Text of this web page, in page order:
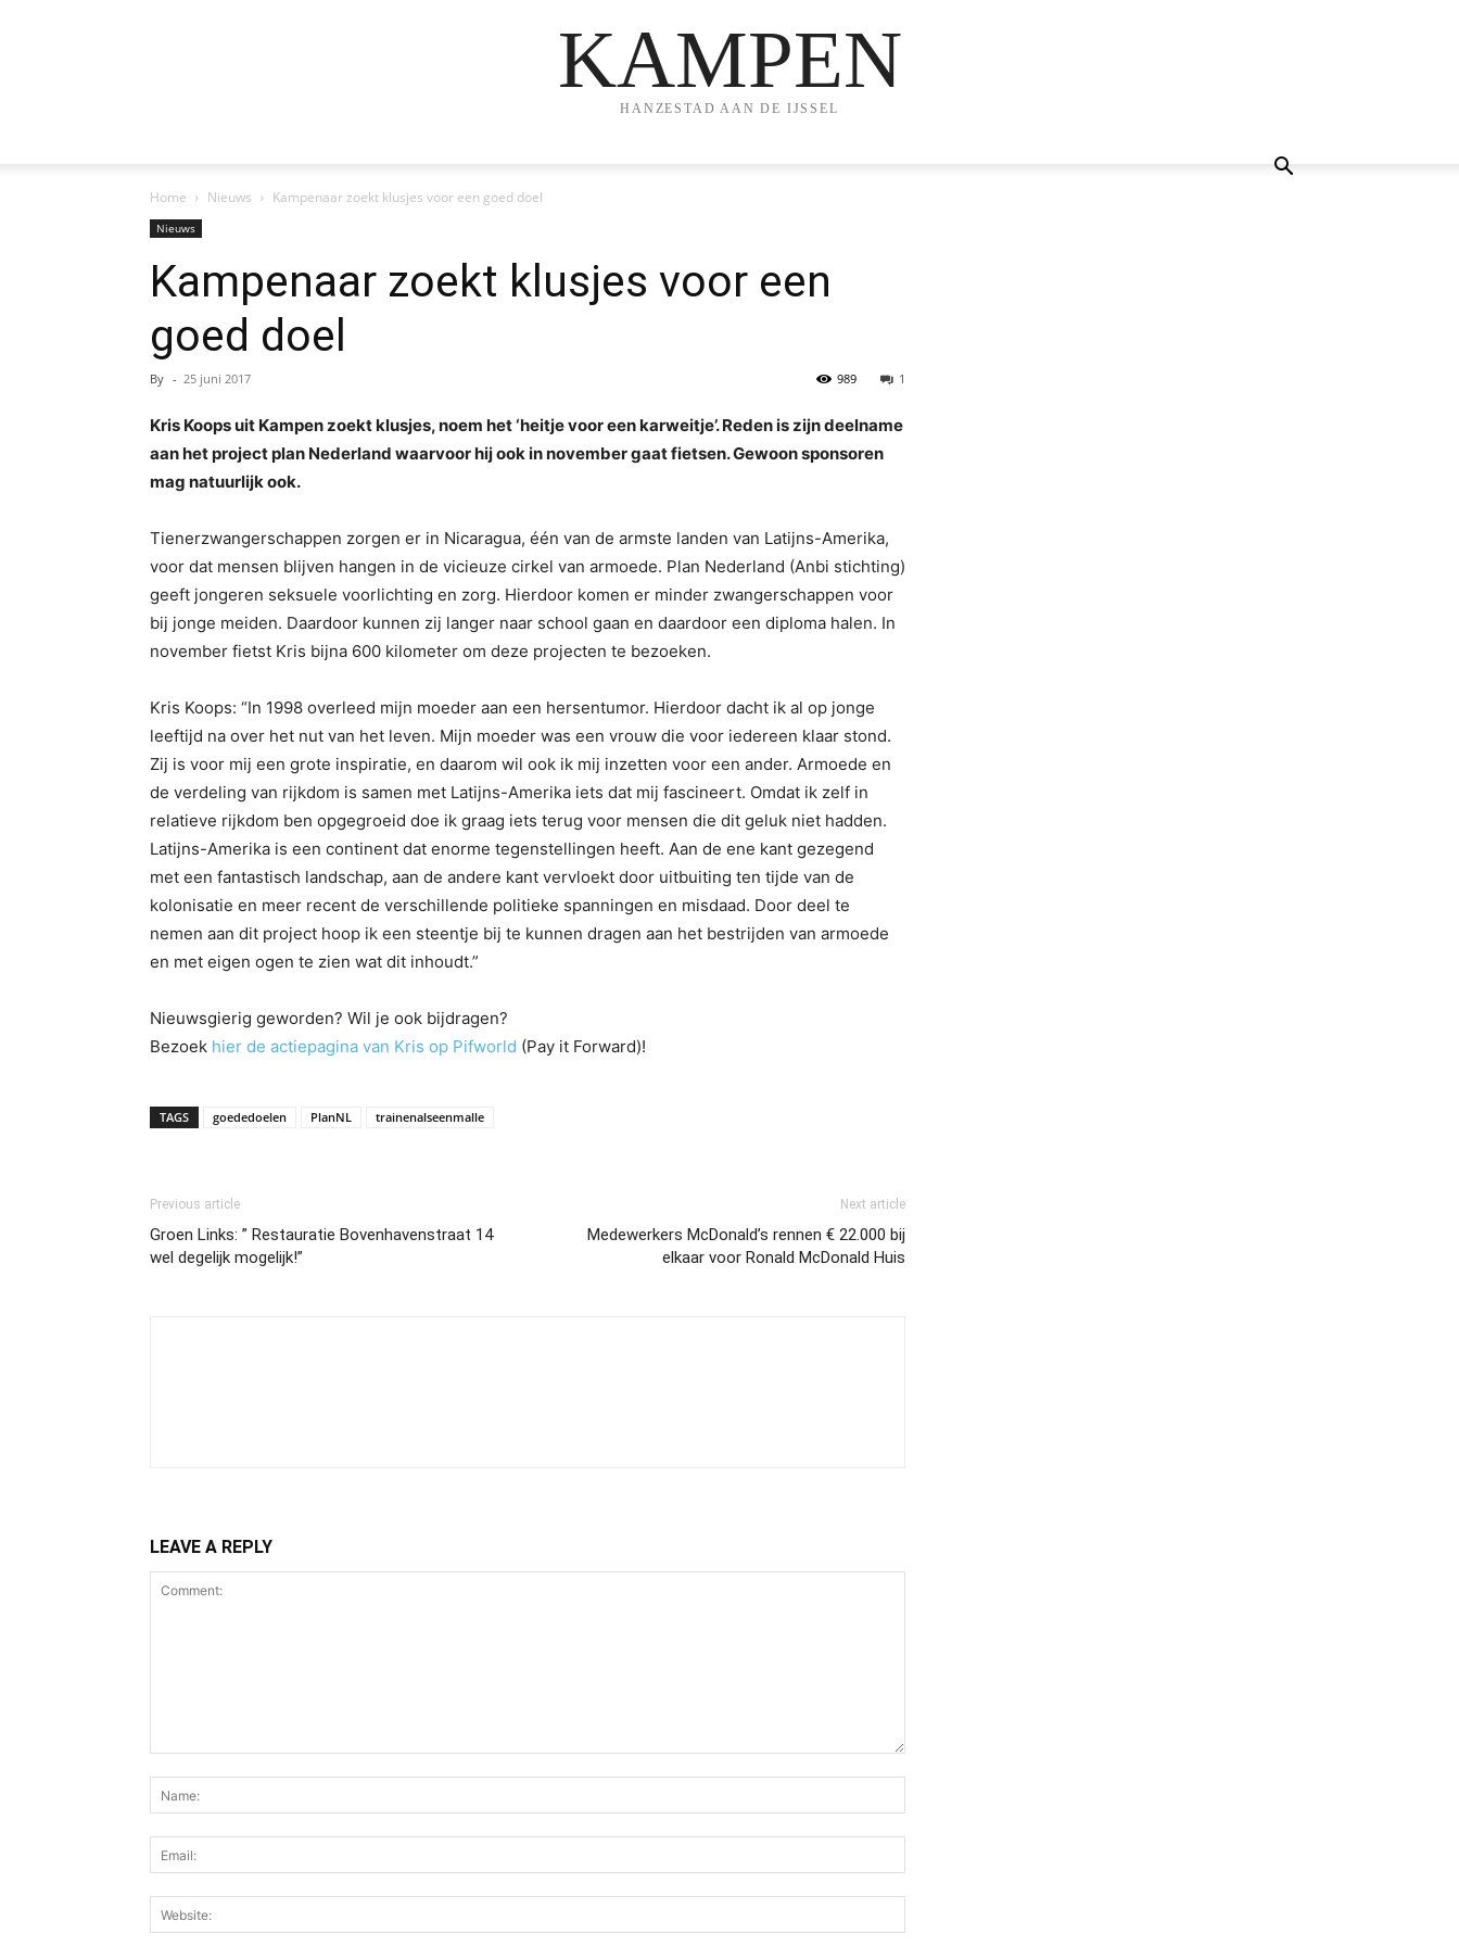
KAMPEN
HANZESTAD AAN DE IJSSEL
Home Nieuws Kampenaar zoekt klusjes voor een goed doel
Nieuws
Kampenaar zoekt klusjes voor een
goed doel
By - 25 juni 2017 1
989
Kris Koops uit Kampen zoekt klusjes, noem het ‘heitje voor een karweitje’. Reden is zijn deelname
aan het project plan Nederland waarvoor hij ook in november gaat fietsen. Gewoon sponsoren
mag natuurlijk ook.
Tienerzwangerschappen zorgen er in Nicaragua, één van de armste landen van Latijns-Amerika,
voor dat mensen blijven hangen in de vicieuze cirkel van armoede. Plan Nederland (Anbi stichting)
geeft jongeren seksuele voorlichting en zorg. Hierdoor komen er minder zwangerschappen voor
bij jonge meiden. Daardoor kunnen zij langer naar school gaan en daardoor een diploma halen. In
november fietst Kris bijna 600 kilometer om deze projecten te bezoeken.
Kris Koops: “In 1998 overleed mijn moeder aan een hersentumor. Hierdoor dacht ik al op jonge
leeftijd na over het nut van het leven. Mijn moeder was een vrouw die voor iedereen klaar stond.
Zij is voor mij een grote inspiratie, en daarom wil ook ik mij inzetten voor een ander. Armoede en
de verdeling van rijkdom is samen met Latijns-Amerika iets dat mij fascineert. Omdat ik zelf in
relatieve rijkdom ben opgegroeid doe ik graag iets terug voor mensen die dit geluk niet hadden.
Latijns-Amerika is een continent dat enorme tegenstellingen heeft. Aan de ene kant gezegend
met een fantastisch landschap, aan de andere kant vervloekt door uitbuiting ten tijde van de
kolonisatie en meer recent de verschillende politieke spanningen en misdaad. Door deel te
nemen aan dit project hoop ik een steentje bij te kunnen dragen aan het bestrijden van armoede
en met eigen ogen te zien wat dit inhoudt.”
Nieuwsgierig geworden? Wil je ook bijdragen?
Bezoek hier de actiepagina van Kris op Pifworld (Pay it Forward)!
TAGS goededoelen PlanNL trainenalseenmalle
Previous article
Groen Links: ” Restauratie Bovenhavenstraat 14
wel degelijk mogelijk!”
Next article
Medewerkers McDonald’s rennen € 22.000 bij
elkaar voor Ronald McDonald Huis
LEAVE A REPLY